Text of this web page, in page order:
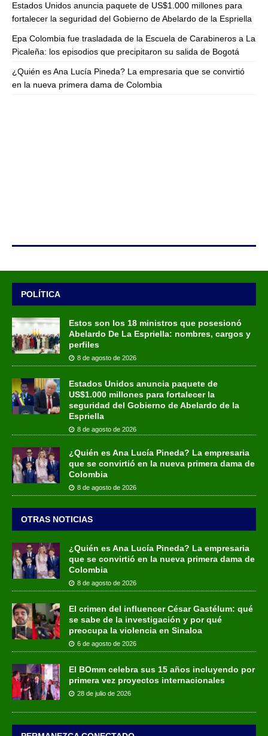
Estados Unidos anuncia paquete de US$1.000 millones para
fortalecer la seguridad del Gobierno de Abelardo de la Espriella
Epa Colombia fue trasladada de la Escuela de Carabineros a La
Picaleña: los episodios que precipitaron su salida de Bogotá
¿Quién es Ana Lucía Pineda? La empresaria que se convirtió
en la nueva primera dama de Colombia
POLÍTICA
Estos son los 18 ministros que posesionó
Abelardo De La Espriella: nombres, cargos y
perfiles
8 de agosto de 2026
Estados Unidos anuncia paquete de
US$1.000 millones para fortalecer la
seguridad del Gobierno de Abelardo de la
Espriella
8 de agosto de 2026
¿Quién es Ana Lucía Pineda? La empresaria
que se convirtió en la nueva primera dama de
Colombia
8 de agosto de 2026
OTRAS NOTICIAS
¿Quién es Ana Lucía Pineda? La empresaria
que se convirtió en la nueva primera dama de
Colombia
8 de agosto de 2026
El crimen del influencer César Gastélum: qué
se sabe de la investigación y por qué
preocupa la violencia en Sinaloa
6 de agosto de 2026
El BOmm celebra sus 15 años incluyendo por
primera vez proyectos internacionales
28 de julio de 2026